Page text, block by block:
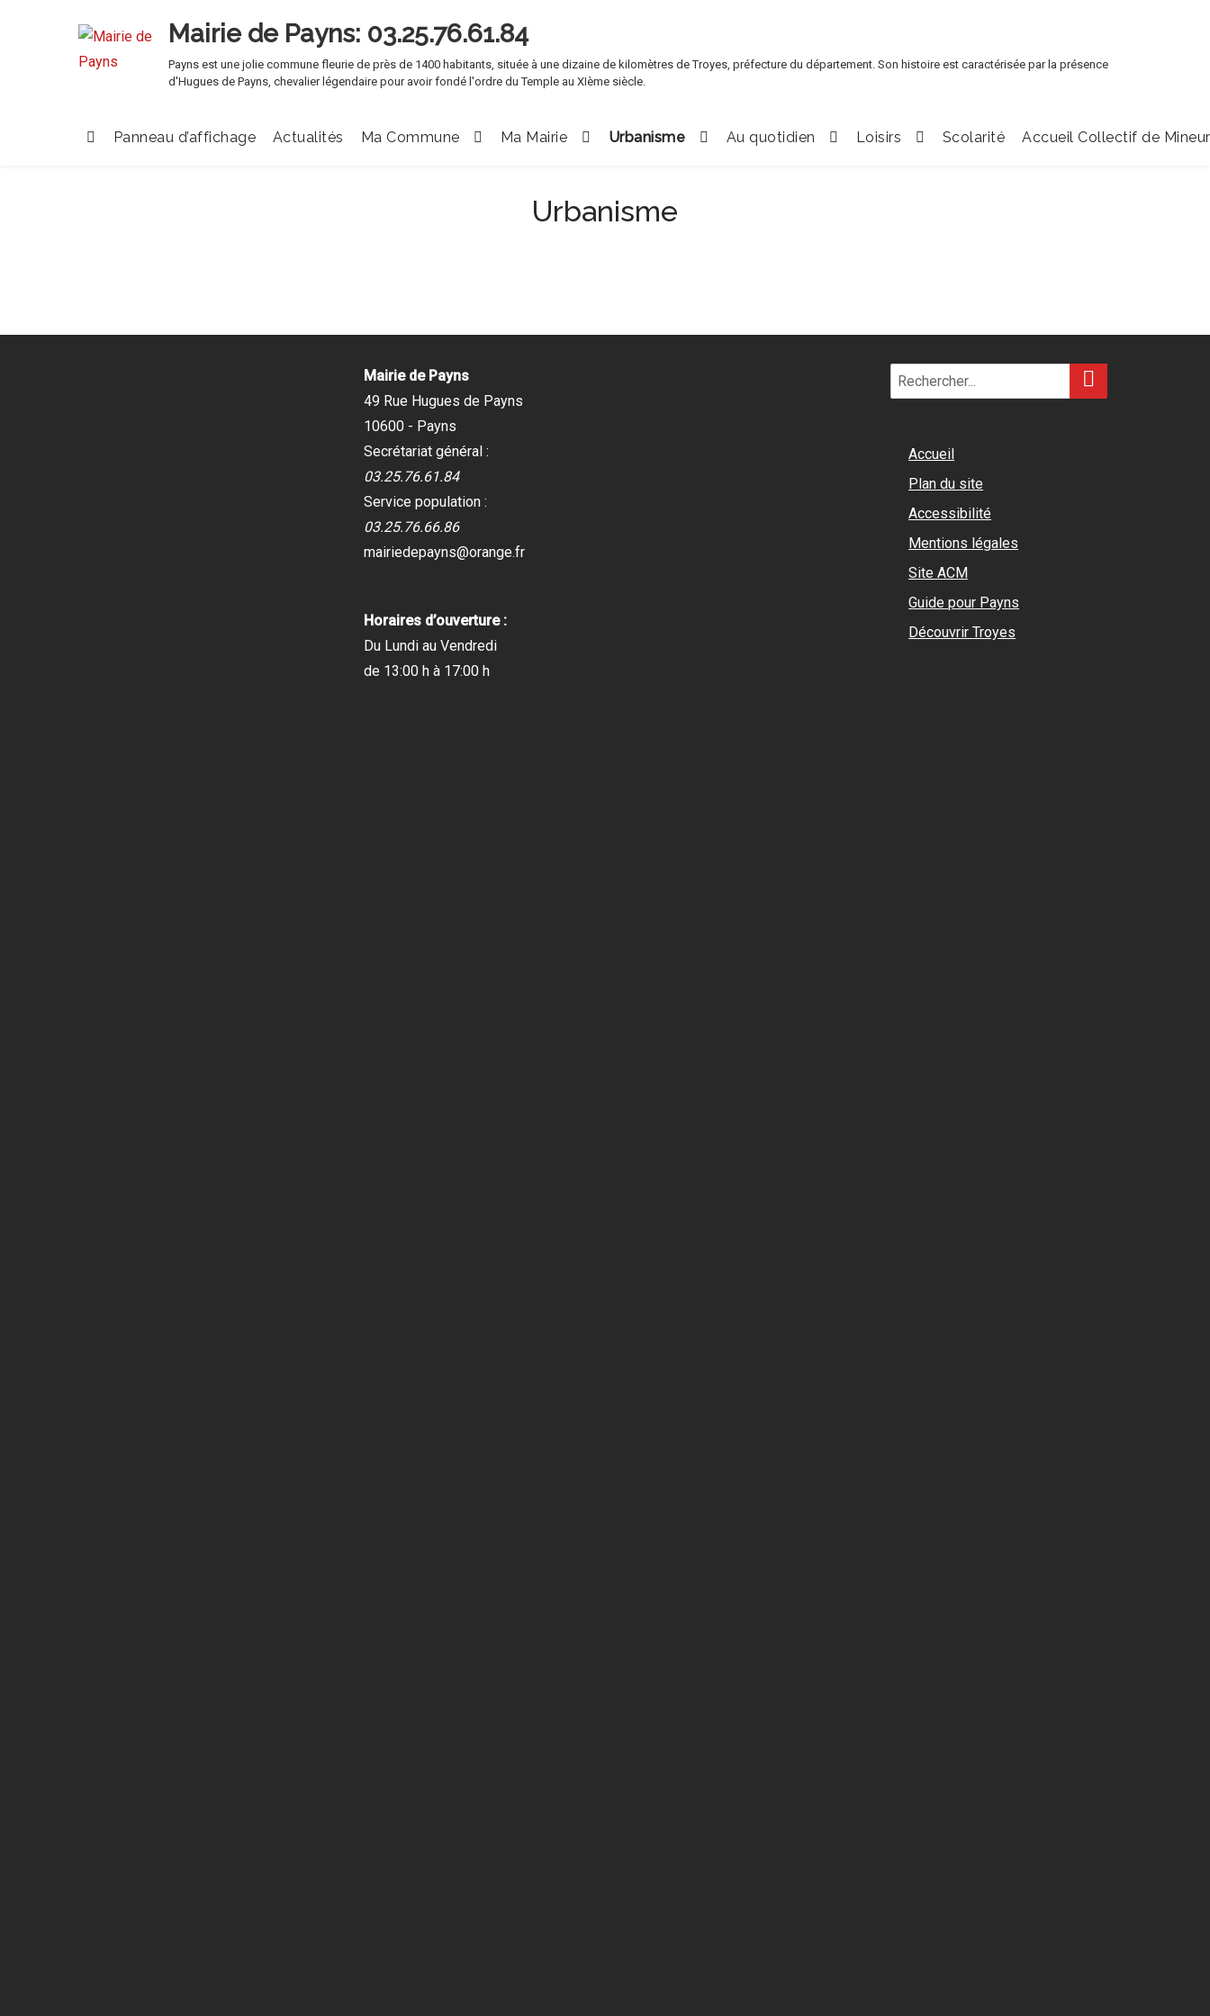
Mairie de Payns
Payns est une jolie commune fleurie de près de 1400 habitants, située à une dizaine de kilomètres de Troyes, préfecture du département. Son histoire est caractérisée par la présence
d'Hugues de Payns, chevalier légendaire pour avoir fondé l'ordre du Temple au XIème siècle.
Panneau d’affichage Actualités Ma Commune Ma Mairie Urbanisme Au quotidien Loisirs Scolarité Accueil Collectif de
Urbanisme
Mairie de Payns
49 Rue Hugues de Payns
10600 - Payns
Secrétariat général :
03.25.76.61.84
Service population :
03.25.76.66.86
mairiedepayns@orange.fr
Horaires d’ouverture :
Du Lundi au Vendredi
de 13:00 h à 17:00 h
Search
for:
RECHERCHER
Accueil
Plan du site
Accessibilité
Mentions légales
Site ACM
Guide pour Payns
Découvrir Troyes